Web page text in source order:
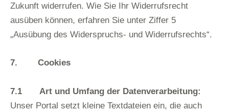
Zukunft widerrufen. Wie Sie Ihr Widerrufsrecht
ausüben können, erfahren Sie unter Ziffer 5
„Ausübung des Widerspruchs- und Widerrufsrechts“.
7. Cookies
7.1 Art und Umfang der Datenverarbeitung:
Unser Portal setzt kleine Textdateien ein, die auch